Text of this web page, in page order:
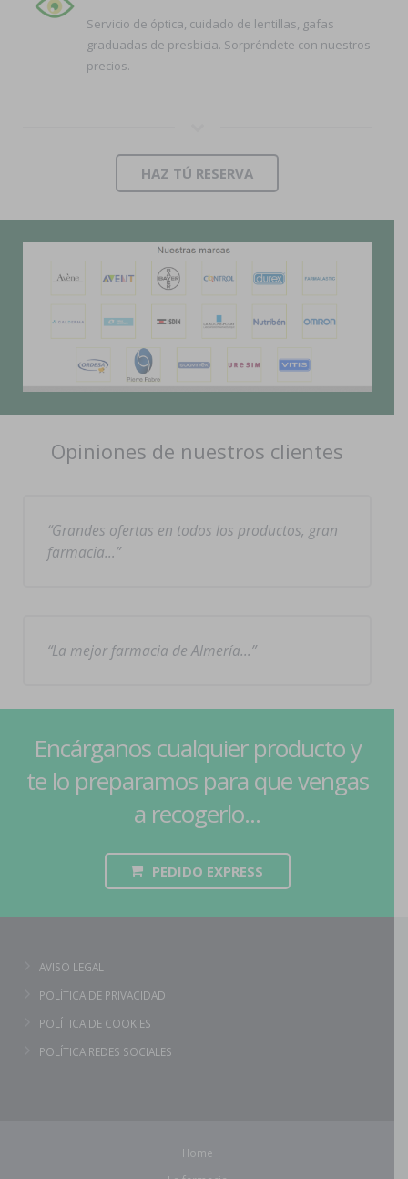
Servicio de óptica, cuidado de lentillas, gafas
graduadas de presbicia. Sorpréndete con nuestros
precios.
HAZ TÚ RESERVA
Opiniones de nuestros clientes
Grandes ofertas en todos los productos, gran
farmacia…
La mejor farmacia de Almería…
Encárganos cualquier producto y
te lo preparamos para que vengas
a recogerlo...
PEDIDO EXPRESS
AVISO LEGAL
POLÍTICA DE PRIVACIDAD
POLÍTICA DE COOKIES
POLÍTICA REDES SOCIALES
Home